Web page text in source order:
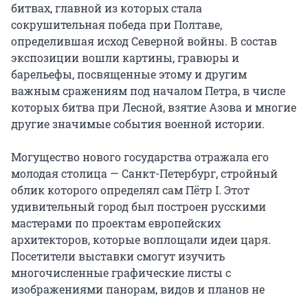
битвах, главной из которых стала
сокрушительная победа при Полтаве,
определившая исход Северной войны. В состав
экспозиции вошли картины, гравюры и
барельефы, посвященные этому и другим
важным сражениям под началом Петра, в числе
которых битва при Лесной, взятие Азова и многие
другие значимые события военной истории.
Могущество нового государства отражала его
молодая столица — Санкт-Петербург, стройный
облик которого определял сам Пётр I. Этот
удивительный город был построен русскими
мастерами по проектам европейских
архитекторов, которые воплощали идеи царя.
Посетители выставки смогут изучить
многочисленные графические листы с
изображениями панорам, видов и планов не